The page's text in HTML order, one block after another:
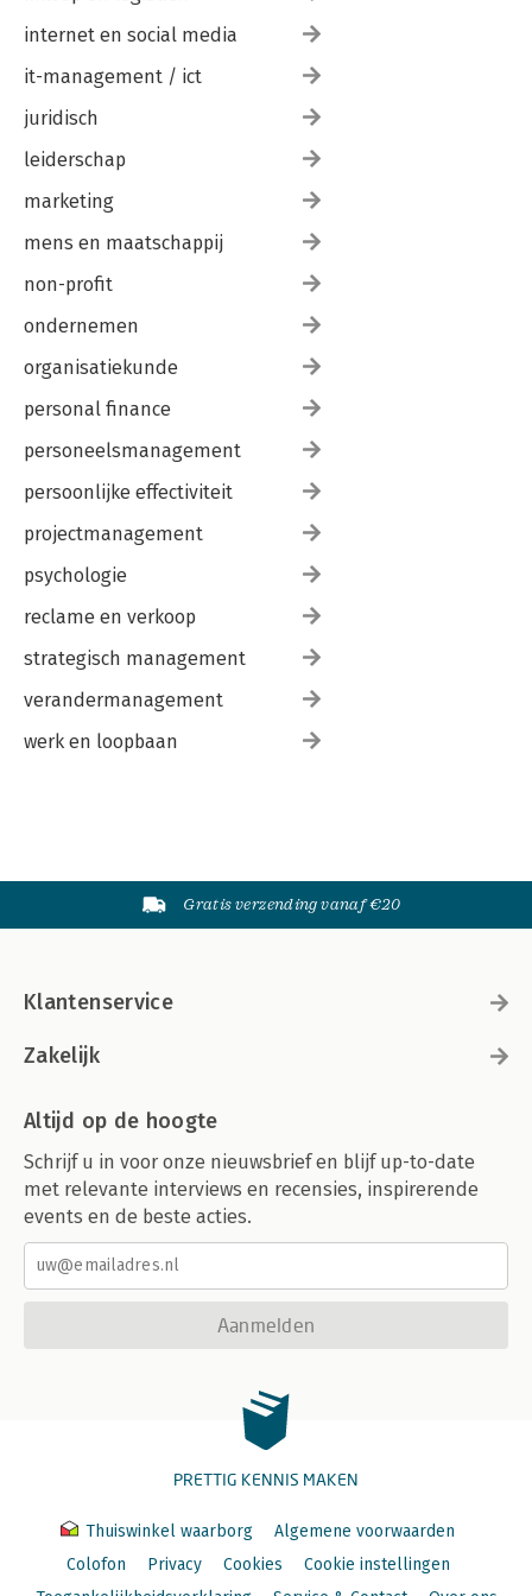
Over de auteurs
internet en social media
it-management / ict
juridisch
leiderschap
marketing
mens en maatschappij
non-profit
ondernemen
organisatiekunde
personal finance
personeelsmanagement
persoonlijke effectiviteit
projectmanagement
psychologie
reclame en verkoop
strategisch management
verandermanagement
werk en loopbaan
Gratis verzending vanaf €20
Klantenservice
Zakelijk
Altijd op de hoogte
Schrijf u in voor onze nieuwsbrief en blijf up-to-date
met relevante interviews en recensies, inspirerende
events en de beste acties.
Aanmelden
PRETTIG KENNIS MAKEN
Thuiswinkel waarborg
Algemene voorwaarden
Colofon
Privacy Cookies
Cookie instellingen